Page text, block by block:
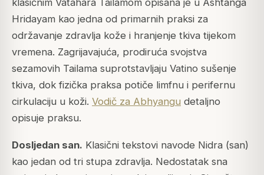
klasičnim Vatahara Tailamom opisana je u Ashtanga
Hridayam kao jedna od primarnih praksi za
održavanje zdravlja kože i hranjenje tkiva tijekom
vremena. Zagrijavajuća, prodiruća svojstva
sezamovih Tailama suprotstavljaju Vatino sušenje
tkiva, dok fizička praksa potiče limfnu i perifernu
cirkulaciju u koži. Vodič za Abhyangu detaljno
opisuje praksu.
Dosljedan san. Klasični tekstovi navode Nidra (san)
kao jedan od tri stupa zdravlja. Nedostatak sna